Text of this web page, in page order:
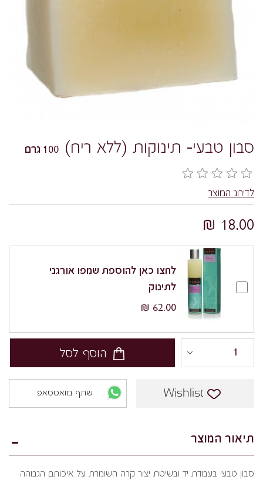
סבון טבעי- תינוקות (ללא ריח) 100 גרם
לדירוג המוצר
18.00 ₪
לחצו כאן להוספת שמפו אורגני
לתינוק
62.00 ₪
הוסף לסל
Wishlist שתף בוואטסאפ
תיאור המוצר
סבון טבעי בעבודת יד ובשיטת יצור קרה השומרת על איכותם הגבוהה